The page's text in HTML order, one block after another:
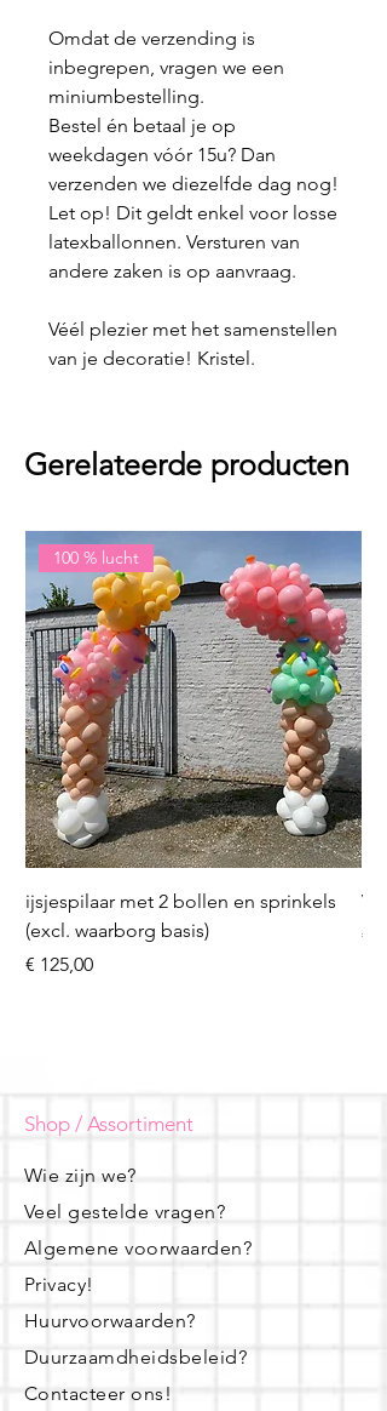
Omdat de verzending is
inbegrepen, vragen we een
miniumbestelling.
Bestel én betaal je op
weekdagen vóór 15u? Dan
verzenden we diezelfde dag nog!
Let op! Dit geldt enkel voor losse
latexballonnen. Versturen van
andere zaken is op aanvraag.
Véél plezier met het samenstellen
van je decoratie! Kristel.
Gerelateerde producten
100 % lucht
ijsjespilaar met 2 bollen en sprinkels
(excl. waarborg basis)
Prijs
€ 125,00
Prijs
€
Shop / Assortiment
Wie zijn we?
Veel gestelde vragen?
Algemene voorwaarden?
Privacy!
Huurvoorwaarden?
Duurzaamdheidsbeleid?
Contacteer ons!